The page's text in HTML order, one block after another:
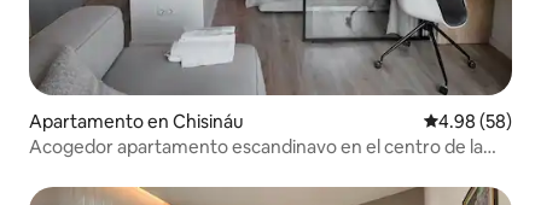
Apartamento en Chisináu Calificación
4.98 (58)
Acogedor apartamento escandinavo en el centro de la